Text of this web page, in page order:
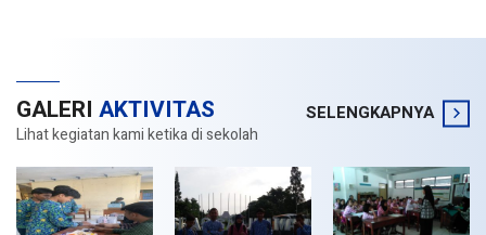
GALERI AKTIVITAS
Lihat kegiatan kami ketika di sekolah
SELENGKAPNYA